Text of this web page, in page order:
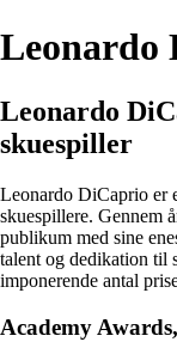
Leonardo
Leonardo
skuespiller
Leonardo DiCaprio er
skuespillere. Gennem
publikum med sine
talent og dedikation til
imponerende antal
Academy